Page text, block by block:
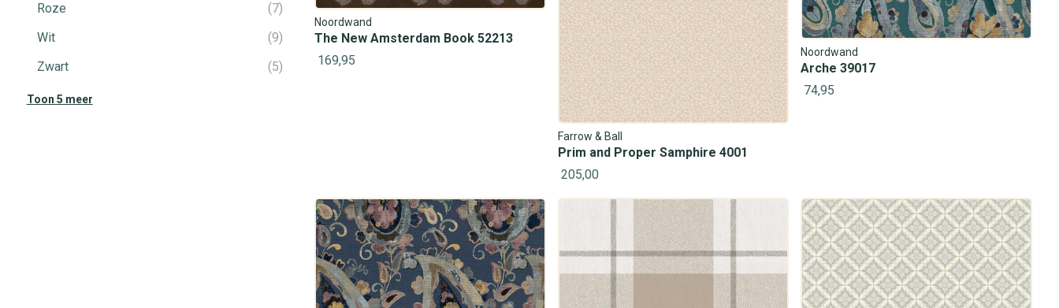
Roze
7
Wit
9
Zwart
5
Toon 5 meer
Noordwand
The New Amsterdam Book 52213
169,95
Farrow & Ball
Prim and Proper Samphire 4001
205,00
Noordwand
Arche 39017
74,95